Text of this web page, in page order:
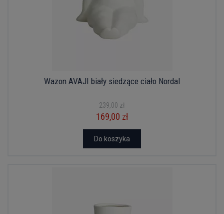
Wazon AVAJI biały siedzące ciało Nordal
239,00 zł
169,00 zł
Do koszyka